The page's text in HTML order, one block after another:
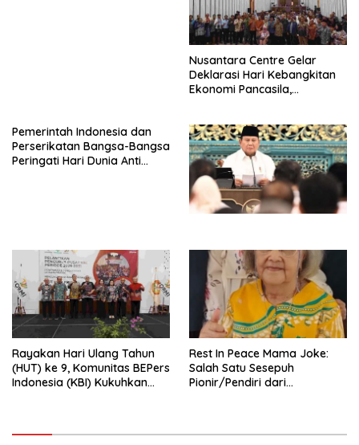
Nusantara Centre Gelar
Deklarasi Hari Kebangkitan
Ekonomi Pancasila,
Penjajahan (Pergolakan
Ekonomi Politik Indonesia) &
Simposium Nasional “Urgensi
Undang-Undang
Perekonomian Nasional dan
Kesejahteraan Sosial dalam
Pemerintah Indonesia dan
Perserikatan Bangsa-Bangsa
Peringati Hari Dunia Anti
Rayakan Hari Ulang Tahun
(HUT) ke 9, Komunitas BEPers
Indonesia (KBI) Kukuhkan
Rest In Peace Mama Joke:
Salah Satu Sesepuh
Pionir/Pendiri dari